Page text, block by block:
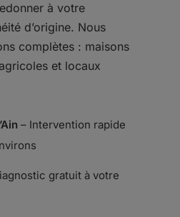
à votre
d’origine. Nous
complètes : maisons
et locaux
– Intervention rapide
gratuit à votre